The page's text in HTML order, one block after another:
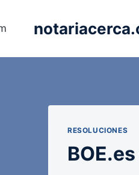
RESOLUCIONES